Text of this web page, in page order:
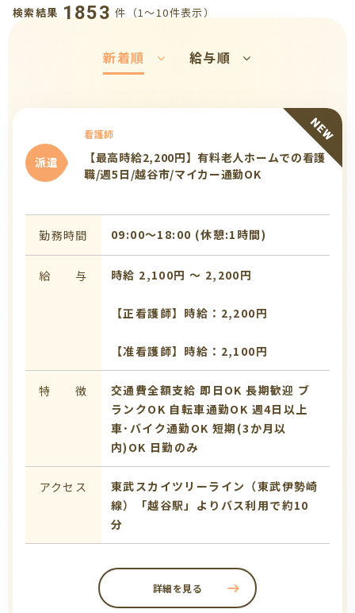
検索結果 1853 件（1〜10件表示）
新着順 給与順
派遣
看護師
【最高時給2,200円】有料老人ホームでの看護
職/週5日/越谷市/マイカー通勤OK
勤務時間 09:00〜18:00 (休憩:1時間)
給 与 時給 2,100円 〜 2,200円
【正看護師】時給：2,200円
【准看護師】時給：2,100円
特 徴 交通費全額支給 即日OK 長期歓迎 ブ
ランクOK 自転車通勤OK 週4日以上
車･バイク通勤OK 短期(3か月以
内)OK 日勤のみ
アクセス
東武スカイツリーライン（東武伊勢崎
線）「越谷駅」よりバス利用で約10
分
詳細を見る